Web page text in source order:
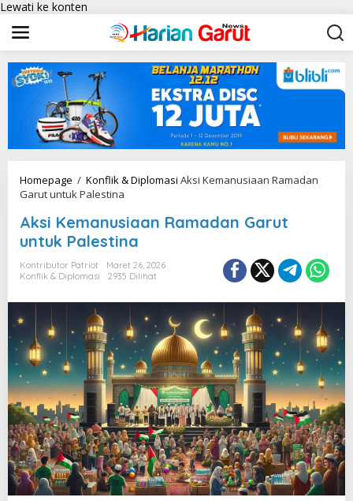
Lewati ke konten
Homepage / Konflik & Diplomasi Aksi Kemanusiaan Ramadan
Garut untuk Palestina
Aksi Kemanusiaan Ramadan Garut
untuk Palestina
Kontributor Patriot
Maret 26, 2026
Konflik & Diplomasi
2935 Dilihat